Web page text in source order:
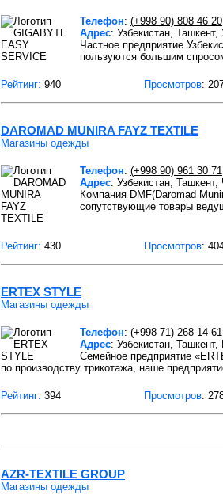
Телефон: (+998 90) 808 46 20
Адрес: Узбекистан,
Частное предприятие
пользуются большим
Рейтинг: 940 Просмотров:
DAROMAD MUNIRA FAYZ TEXTILE
Магазины одежды
Телефон: (+998 90) 961 30 71
Адрес: Узбекистан,
Компания DMF(Daromad
сопутствующие товары
Рейтинг: 430 Просмотров:
ERTEX STYLE
Магазины одежды
Телефон: (+998 71) 268 14 61
Адрес: Узбекистан,
Семейное предприятие
по производству трикотажа, наше
Рейтинг: 394 Просмотров:
AZR-TEXTILE GROUP
Магазины одежды